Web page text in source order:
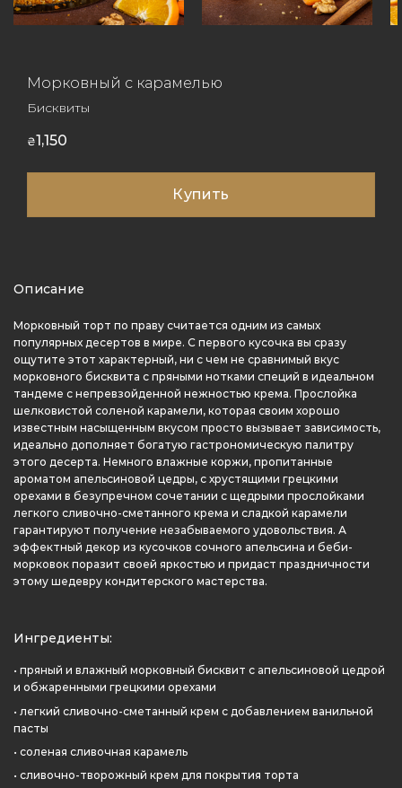
Морковный с карамелью
Бисквиты
₴1,150
Купить
Описание
Морковный торт по праву считается одним из самых
популярных десертов в мире. С первого кусочка вы сразу
ощутите этот характерный, ни с чем не сравнимый вкус
морковного бисквита с пряными нотками специй в идеальном
тандеме с непревзойденной нежностью крема. Прослойка
шелковистой соленой карамели, которая своим хорошо
известным насыщенным вкусом просто вызывает зависимость,
идеально дополняет богатую гастрономическую палитру
этого десерта. Немного влажные коржи, пропитанные
ароматом апельсиновой цедры, с хрустящими грецкими
орехами в безупречном сочетании с щедрыми прослойками
легкого сливочно-сметанного крема и сладкой карамели
гарантируют получение незабываемого удовольствия. А
эффектный декор из кусочков сочного апельсина и беби-
морковок поразит своей яркостью и придаст праздничности
этому шедевру кондитерского мастерства.
Ингредиенты:
• пряный и влажный морковный бисквит с апельсиновой цедрой
и обжаренными грецкими орехами
• легкий сливочно-сметанный крем с добавлением ванильной
пасты
• соленая сливочная карамель
• сливочно-творожный крем для покрытия торта